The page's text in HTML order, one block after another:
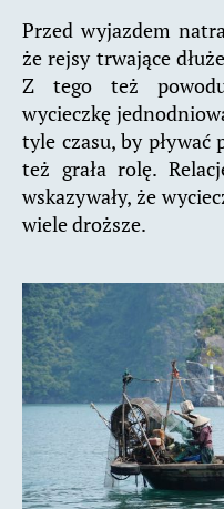
Przed wyjazdem
że rejsy trwające
Z tego też
wycieczkę
tyle czasu, by pływać
też grała rolę.
wskazywały, że
wiele droższe.